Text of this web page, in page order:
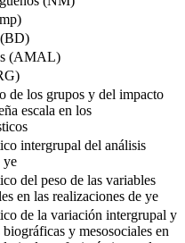
(AMAL)
de los grupos y del impacto
escala en los
intergrupal del análisis
ye
del peso de las variables
en las realizaciones de ye
de la variación intergrupal y
y mesosociales en